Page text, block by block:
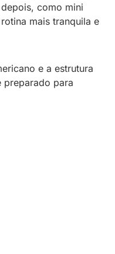
como mini
mais tranquila e
e a estrutura
preparado para